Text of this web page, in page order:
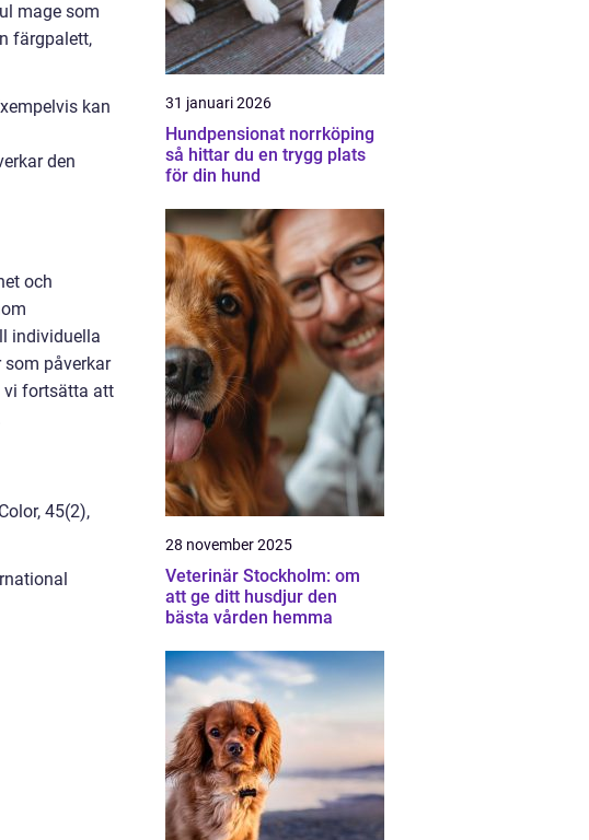
mage som
färgpalett,
kan
den
och
individuella
påverkar
vi fortsätta att
45(2),
31 januari 2026
Hundpensionat norrköping
så hittar du en trygg plats
för din hund
28 november 2025
Veterinär Stockholm: om
att ge ditt husdjur den
bästa vården hemma